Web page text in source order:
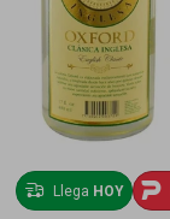
Llega HOY